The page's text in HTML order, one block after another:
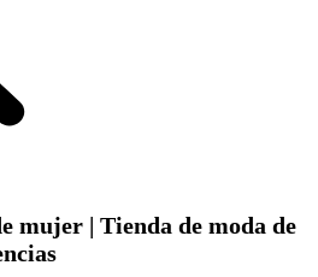
mujer | Tienda de moda de